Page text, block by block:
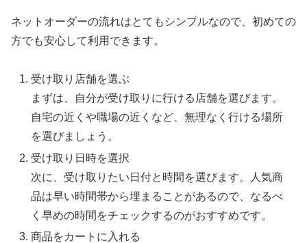
ネットオーダーの流れはとてもシンプルなので、初めての
方でも安心して利用できます。
受け取り店舗を選ぶ
まずは、自分が受け取りに行ける店舗を選びます。
自宅の近くや職場の近くなど、無理なく行ける場所
を選びましょう。
受け取り日時を選択
次に、受け取りたい日付と時間を選びます。人気商
品は早い時間帯から埋まることがあるので、なるべ
く早めの時間をチェックするのがおすすめです。
商品をカートに入れる